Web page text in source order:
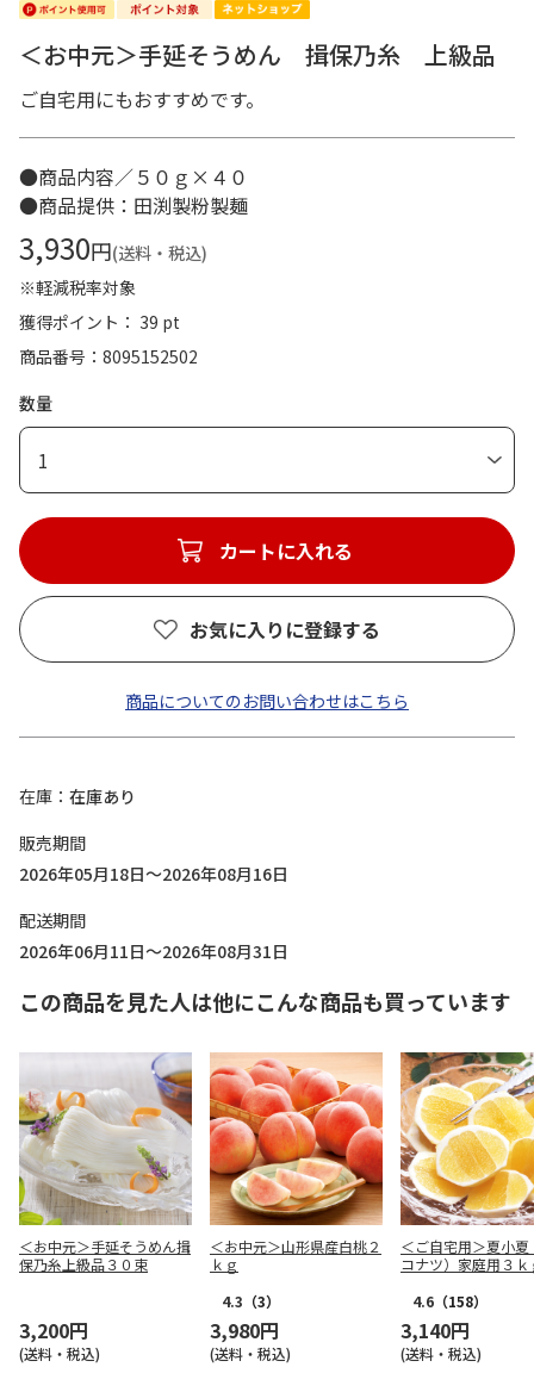
＜お中元＞手延そうめん 揖保乃糸 上級品
ご自宅用にもおすすめです。
●商品内容／５０ｇ×４０
●商品提供：田渕製粉製麺
3,930円(送料・税込)
※軽減税率対象
獲得ポイント： 39 pt
商品番号
8095152502
数量
1
カートに入れる
お気に入りに登録する
商品についてのお問い合わせはこちら
在庫
在庫あり
販売期間
2026年05月18日～2026年08月16日
配送期間
2026年06月11日～2026年08月31日
この商品を見た人は他にこんな商品も買っています
＜お中元＞手延そうめん揖
保乃糸上級品３０束
3,200円
(送料・税込)
＜お中元＞山形県産白桃２
ｋｇ
4.3 （3）
3,980円
(送料・税込)
＜ご自宅用＞夏小夏
コナツ）家庭用３ｋ
4.6 （158）
3,140円
(送料・税込)